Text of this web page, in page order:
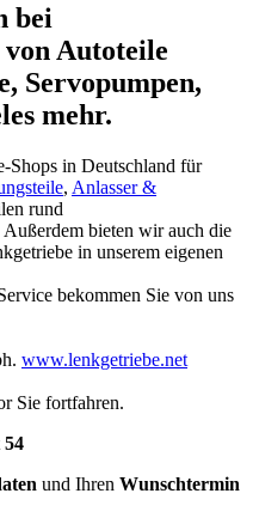
bei
von Autoteile
Servopumpen,
mehr.
Shops in Deutschland für
, Anlasser &
rund
bieten wir auch die
in unserem eigenen
bekommen Sie von uns
www.lenkgetriebe.net
Sie fortfahren.
54
und Ihren Wunschtermin